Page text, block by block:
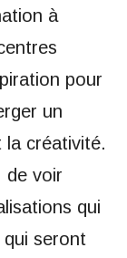
à
pour
un
la créativité.
de voir
qui
seront